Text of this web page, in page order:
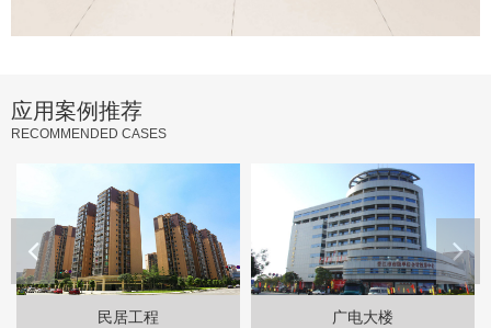
应用案例推荐
RECOMMENDED CASES
民居工程 广电大楼